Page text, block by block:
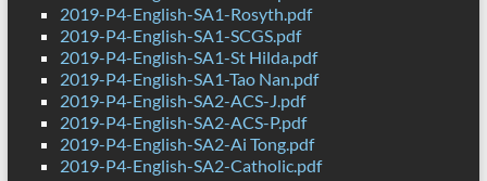
2019-P4-English-SA1-Rosyth.pdf
2019-P4-English-SA1-SCGS.pdf
2019-P4-English-SA1-St Hilda.pdf
2019-P4-English-SA1-Tao Nan.pdf
2019-P4-English-SA2-ACS-J.pdf
2019-P4-English-SA2-ACS-P.pdf
2019-P4-English-SA2-Ai Tong.pdf
2019-P4-English-SA2-Catholic.pdf